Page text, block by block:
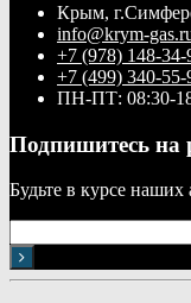
Крым,
info@krym-
+7 (978) 148-34-
+7 (499) 340-55-
ПН-ПТ: 08:30-
Подпишитесь на
Будьте в курсе